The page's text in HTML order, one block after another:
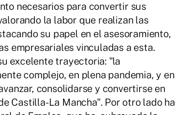
necesarios para convertir sus
la labor que realizan las
su papel en el asesoramiento,
empresariales vinculadas a esta.
excelente trayectoria: "la
complejo, en plena pandemia, y en
consolidarse y convertirse en
Castilla-La Mancha". Por otro lado ha